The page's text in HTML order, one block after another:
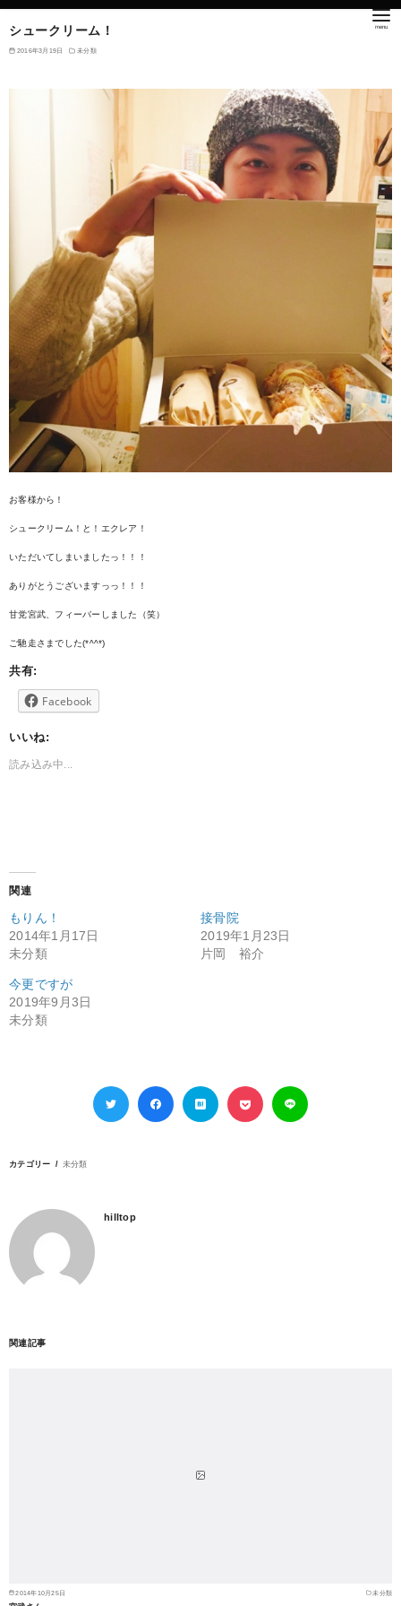
シュークリーム！
2016年3月19日 未分類
お客様から！
シュークリーム！と！エクレア！
いただいてしまいましたっ！！！
ありがとうございますっっ！！！
甘党宮武、フィーバーしました（笑）
ご馳走さまでした(*^^*)
共有:
Facebook
いいね:
読み込み中...
関連
もりん！
2014年1月17日
未分類
接骨院
2019年1月23日
片岡 裕介
今更ですが
2019年9月3日
未分類
カテゴリー 未分類
hilltop
関連記事
2014年10月25日 未分類